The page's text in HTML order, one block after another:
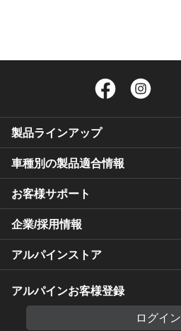
Facebook
製品ラインアップ
車種別の製品適合情報
お客様サポート
企業/採用情報
アルパインストア
アルパインお客様登録
ログイン